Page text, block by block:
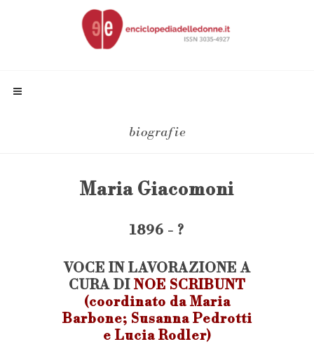
biografie
Maria Giacomoni
1896 - ?
VOCE IN LAVORAZIONE A
CURA DI NOE SCRIBUNT
(coordinato da Maria
Barbone; Susanna Pedrotti
e Lucia Rodler)